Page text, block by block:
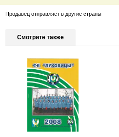
Продавец отправляет в другие страны
Смотрите также